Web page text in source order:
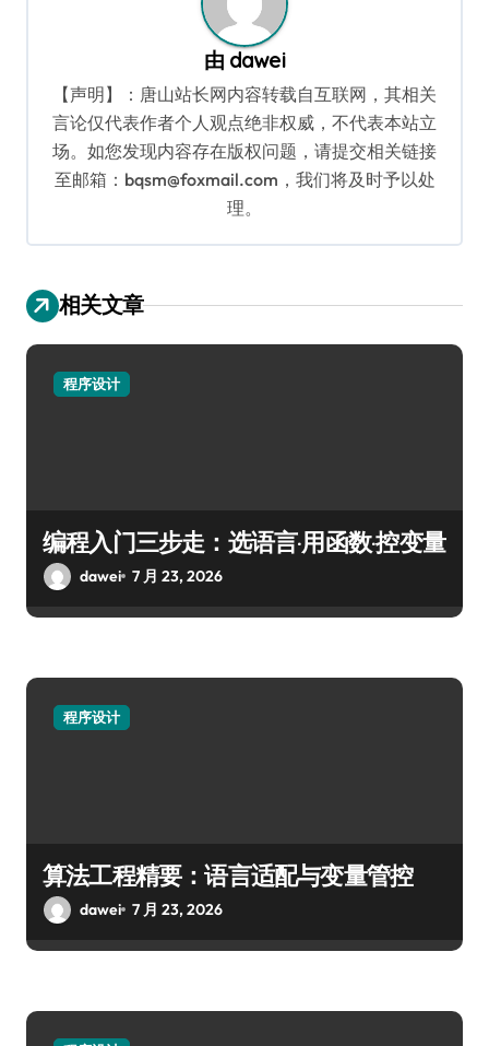
由 dawei
【声明】：唐山站长网内容转载自互联网，其相关
言论仅代表作者个人观点绝非权威，不代表本站立
场。如您发现内容存在版权问题，请提交相关链接
至邮箱：bqsm@foxmail.com，我们将及时予以处
理。
相关文章
程序设计
编程入门三步走：选语言·用函数·控变量
dawei 7 月 23, 2026
程序设计
算法工程精要：语言适配与变量管控
dawei 7 月 23, 2026